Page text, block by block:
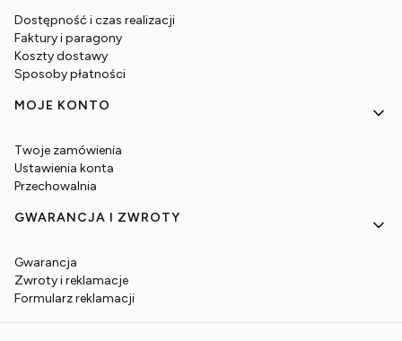
Dostępność i czas realizacji
Faktury i paragony
Koszty dostawy
Sposoby płatności
MOJE KONTO
Twoje zamówienia
Ustawienia konta
Przechowalnia
GWARANCJA I ZWROTY
Gwarancja
Zwroty i reklamacje
Formularz reklamacji